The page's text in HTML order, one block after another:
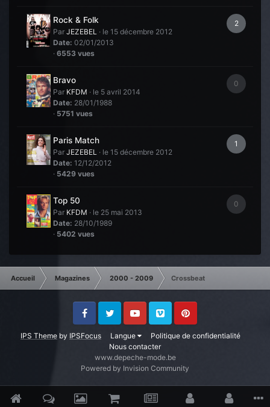
2
Rock & Folk
Par JEZEBEL · le 15 décembre 2012
Date: 02/01/2013
· 6553 vues
0
Bravo
Par KFDM · le 5 avril 2014
Date: 28/01/1988
· 5751 vues
1
Paris Match
Par JEZEBEL · le 15 décembre 2012
Date: 12/12/2012
· 5429 vues
0
Top 50
Par KFDM · le 25 mai 2013
Date: 28/10/1989
· 5402 vues
Accueil Magazines 2000 - 2009 Crossbeat
IPS Theme by IPSFocus Langue
Politique de confidentialité
Nous contacter
FacebookTwitter Youtube Vimeo Pinterest
www.depeche-mode.be
Powered by Invision Community